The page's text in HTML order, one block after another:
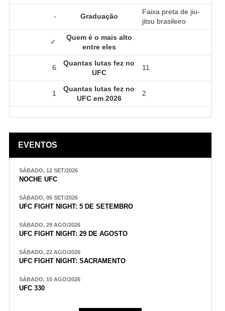
- Graduação
Faixa preta de jiu-
jitsu brasileiro
✓
Quem é o mais alto
entre eles
6
Quantas lutas fez no
UFC
11
1
Quantas lutas fez no
UFC em 2026
2
EVENTOS
SÁBADO, 12 SET/2026
NOCHE UFC
SÁBADO, 05 SET/2026
UFC FIGHT NIGHT: 5 DE SETEMBRO
SÁBADO, 29 AGO/2026
UFC FIGHT NIGHT: 29 DE AGOSTO
SÁBADO, 22 AGO/2026
UFC FIGHT NIGHT: SACRAMENTO
SÁBADO, 15 AGO/2026
UFC 330